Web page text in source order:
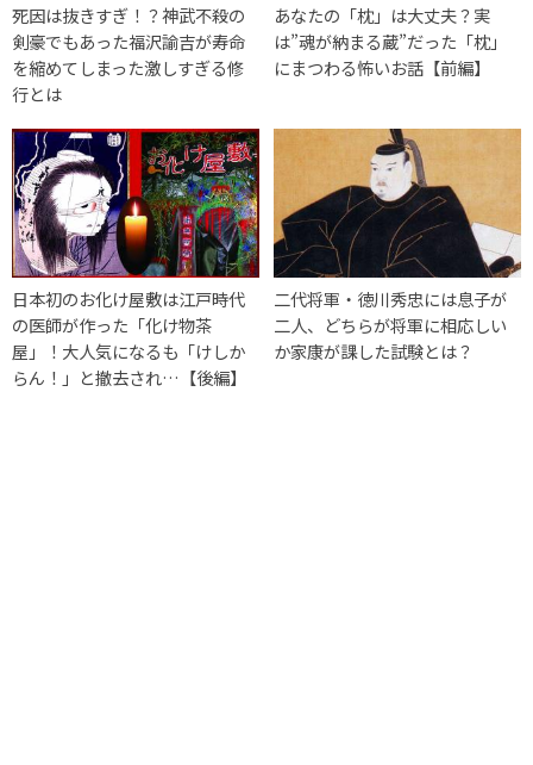
死因は抜きすぎ！？神武不殺の
剣豪でもあった福沢諭吉が寿命
を縮めてしまった激しすぎる修
行とは
あなたの「枕」は大丈夫？実
は”魂が納まる蔵”だった「枕」
にまつわる怖いお話【前編】
日本初のお化け屋敷は江戸時代
の医師が作った「化け物茶
屋」！大人気になるも「けしか
らん！」と撤去され…【後編】
二代将軍・徳川秀忠には息子が
二人、どちらが将軍に相応しい
か家康が課した試験とは？